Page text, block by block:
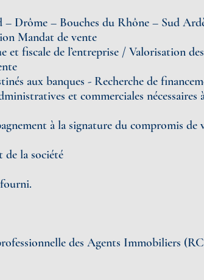
Drôme – Bouches du Rhône – Sud
Mandat de vente
fiscale de l’entreprise / Valorisation
aux banques - Recherche de
et commerciales nécessaires
à la signature du compromis de
la société
des Agents Immobiliers